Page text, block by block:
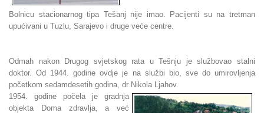
Bolnicu stacionarnog tipa Tešanj nije imao. Pacijenti su na tretman
upućivani u Tuzlu, Sarajevo i druge veće centre.
Odmah nakon Drugog svjetskog rata u Tešnju je službovao stalni
doktor. Od 1944. godine ovdje je na službi bio, sve do umirovljenja
početkom sedamdesetih godina, dr Nikola Ljahov.
1954. godine počela je gradnja
objekta Doma zdravlja, a već